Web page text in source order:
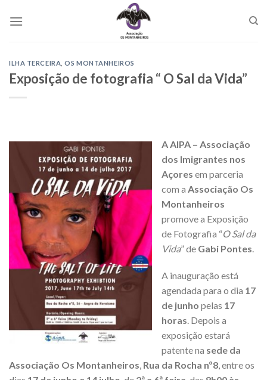
ILHA TERCEIRA ,OS MONTANHEIROS
Exposição de fotografia “ O Sal da Vida”
A AIPA – Associação
dos Imigrantes nos
Açores em parceria
com a Associação Os
Montanheiros
promove a Exposição
de Fotografia “O Sal da
Vida” de Gabi Pontes
A inauguração está
agendada para o dia 17
de junho pelas 17
horas. Depois a
exposição estará
patente na sede da
Associação Os Montanheiros, Rua da Rocha nº8, entre os